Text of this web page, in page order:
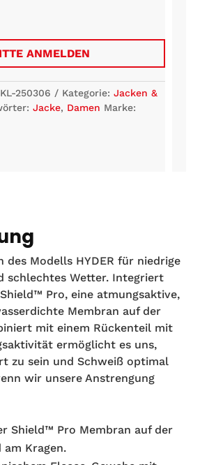
ANMELDEN
250306 Kategorie:Jacken &
Jacke, Damen Marke:
des Modells HYDER für niedrige
schlechtes Wetter. Integriert
Pro, eine atmungsaktive,
Membran auf der
mit einem Rückenteil mit
ermöglicht es uns,
zu sein und Schweiß optimal
wir unsere Anstrengung
Shield™ Pro Membran auf der
am Kragen.